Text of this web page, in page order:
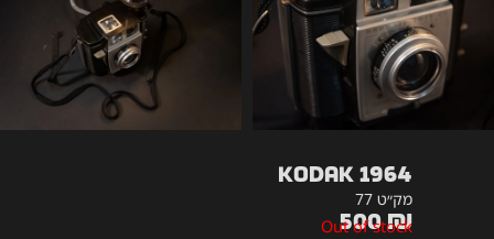
Kodak 1964
מק״ט 77
500₪
Out of stock